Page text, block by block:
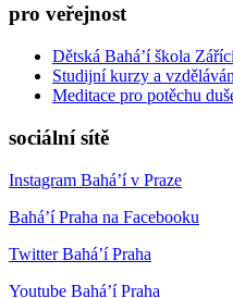
pro veřejnost
Dětská Bahá’í škola
Studijní kurzy a
Meditace pro potěchu
sociální sítě
Instagram Bahá’í v Praze
Bahá’í Praha na Facebooku
Twitter Bahá’í Praha
Youtube Bahá’í Praha